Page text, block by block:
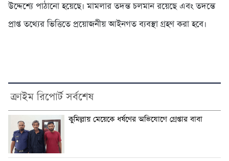
উদ্দেশ্যে পাঠানো হয়েছে। মামলার তদন্ত চলমান রয়েছে এবং তদন্তে
প্রাপ্ত তথ্যের ভিত্তিতে প্রয়োজনীয় আইনগত ব্যবস্থা গ্রহণ করা হবে।
ক্রাইম রিপোর্ট সর্বশেষ
কুমিল্লায় মেয়েকে ধর্ষণের অভিযোগে গ্রেপ্তার বাবা